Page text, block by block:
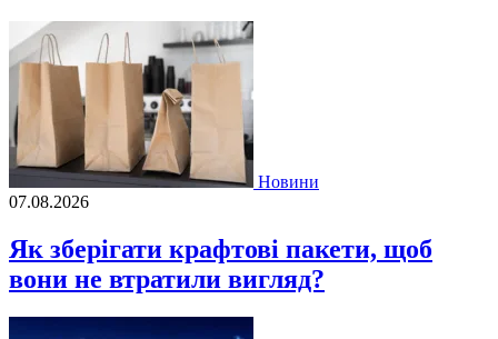
Новини
07.08.2026
Як зберігати крафтові пакети, щоб
вони не втратили вигляд?